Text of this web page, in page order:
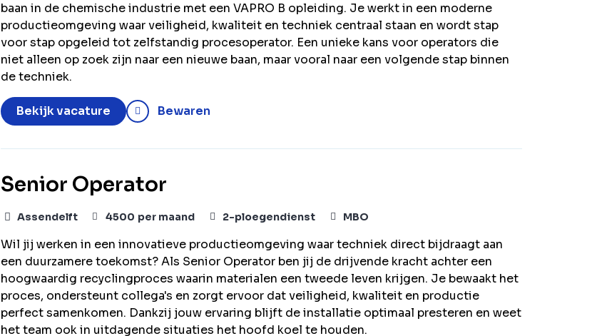
baan in de chemische industrie met een VAPRO B opleiding. Je werkt in een moderne
productieomgeving waar veiligheid, kwaliteit en techniek centraal staan en wordt stap
voor stap opgeleid tot zelfstandig procesoperator. Een unieke kans voor operators die
niet alleen op zoek zijn naar een nieuwe baan, maar vooral naar een volgende stap binnen
de techniek.
Bekijk vacature Bewaren
Senior Operator
Assendelft 4500 per maand 2-ploegendienst MBO
Wil jij werken in een innovatieve productieomgeving waar techniek direct bijdraagt aan
een duurzamere toekomst? Als Senior Operator ben jij de drijvende kracht achter een
hoogwaardig recyclingproces waarin materialen een tweede leven krijgen. Je bewaakt het
proces, ondersteunt collega's en zorgt ervoor dat veiligheid, kwaliteit en productie
perfect samenkomen. Dankzij jouw ervaring blijft de installatie optimaal presteren en weet
het team ook in uitdagende situaties het hoofd koel te houden.